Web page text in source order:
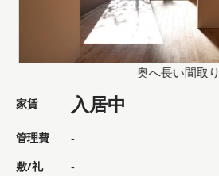
奥へ長い間取り
家賃 入居中
管理費 -
敷/礼 -